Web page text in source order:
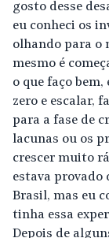
gosto desse
eu conheci os
olhando para o
mesmo é
o que faço bem,
zero e escalar,
para a fase de
lacunas ou os
crescer muito
estava provado
Brasil, mas eu
tinha essa
Depois de